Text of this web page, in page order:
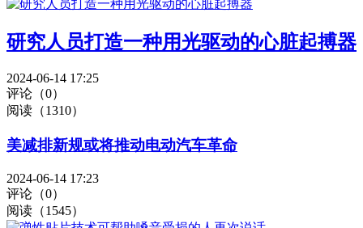
研究人员打造一种用光驱动的心脏起搏器
2024-06-14 17:25
评论（0）
阅读（1310）
美减排新规或将推动电动汽车革命
2024-06-14 17:23
评论（0）
阅读（1545）